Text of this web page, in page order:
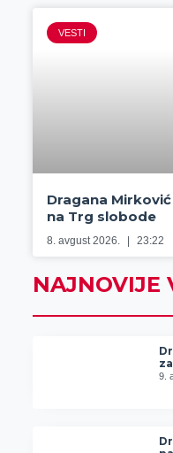
VESTI
Dragana
na Trg slobode
8. avgust 2026. 23:22
NAJNOVIJE
9.